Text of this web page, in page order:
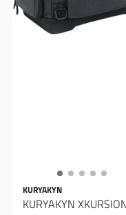
KURYAKYN
KURYAKYN